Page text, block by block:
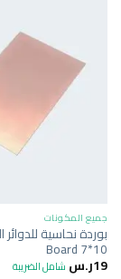
جميع المكونات
Board 7*10
19ر.س شامل الضريبة